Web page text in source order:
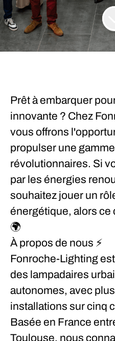
Prêt à embarquer
innovante ? Chez
vous offrons
propulser une
révolutionnaires. Si
par les énergies
souhaitez jouer un
énergétique, alors ce
🌍
À propos de nous ⚡
Fonroche-Lighting
des lampadaires
autonomes, avec
installations sur cinq
Basée en France
Toulouse, nous